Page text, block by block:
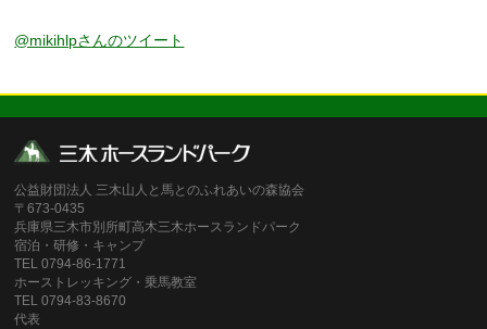
@mikihlpさんのツイート
公益財団法人 三木山人と馬とのふれあいの森協会
〒673-0435
兵庫県三木市別所町高木三木ホースランドパーク
宿泊・研修・キャンプ
TEL 0794-86-1771
ホーストレッキング・乗馬教室
TEL 0794-83-8670
代表